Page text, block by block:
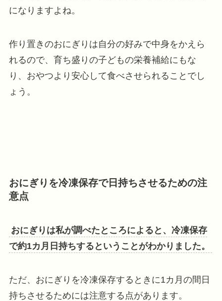
になりますよね。
作り置きのおにぎりは自分の好みで中身をかえら
れるので、育ち盛りの子どもの栄養補給にもな
り、おやつより安心して食べさせられることでし
ょう。
おにぎりを冷凍保存で日持ちさせるための注
意点
おにぎりは私が調べたところによると、冷凍保存
で約1カ月日持ちするということがわかりました。
ただ、おにぎりを冷凍保存するときに1カ月の間日
持ちさせるためには注意する点があります。